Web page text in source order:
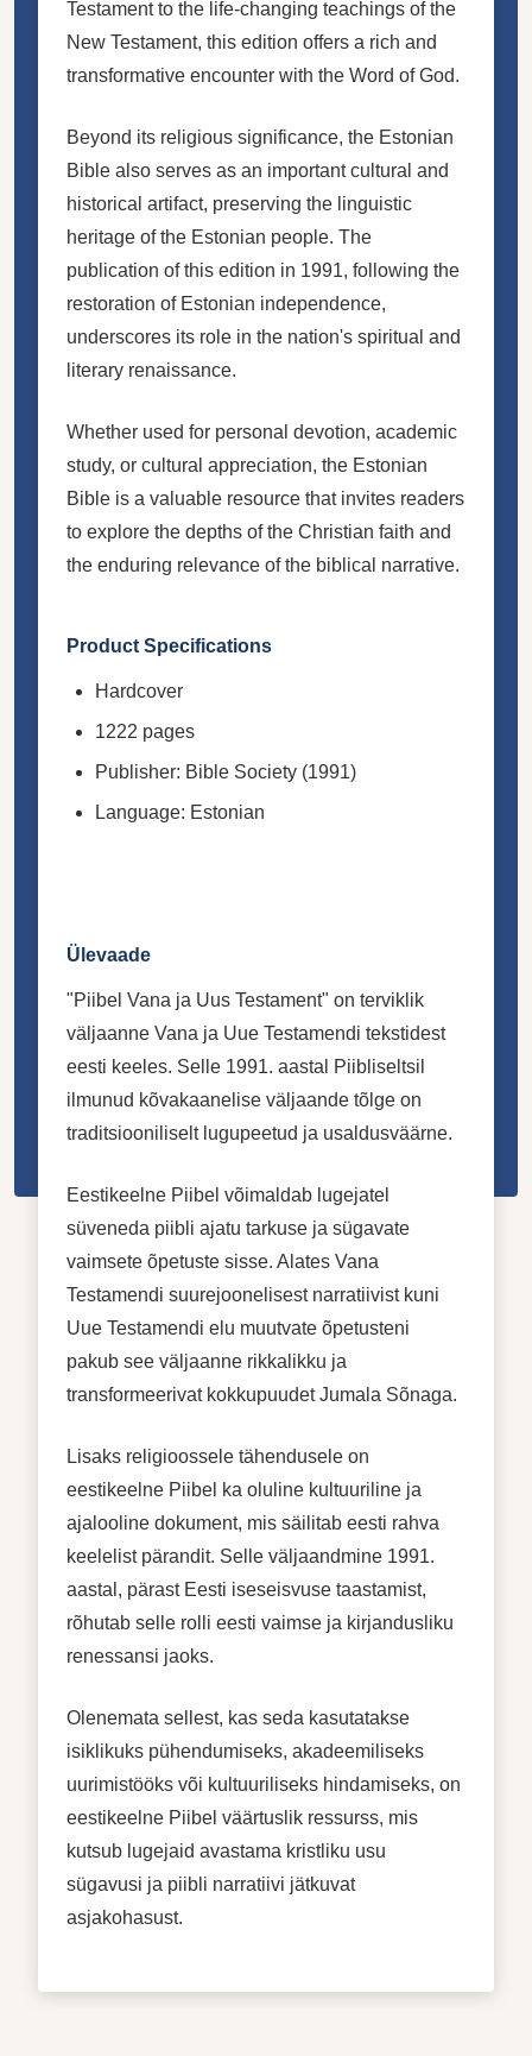
Testament to the life-changing teachings of the
New Testament, this edition offers a rich and
transformative encounter with the Word of God.
Beyond its religious significance, the Estonian
Bible also serves as an important cultural and
historical artifact, preserving the linguistic
heritage of the Estonian people. The
publication of this edition in 1991, following the
restoration of Estonian independence,
underscores its role in the nation's spiritual and
literary renaissance.
Whether used for personal devotion, academic
study, or cultural appreciation, the Estonian
Bible is a valuable resource that invites readers
to explore the depths of the Christian faith and
the enduring relevance of the biblical narrative.
Product Specifications
Hardcover
1222 pages
Publisher: Bible Society (1991)
Language: Estonian
Ülevaade
"Piibel Vana ja Uus Testament" on terviklik
väljaanne Vana ja Uue Testamendi tekstidest
eesti keeles. Selle 1991. aastal Piibliseltsil
ilmunud kõvakaanelise väljaande tõlge on
traditsiooniliselt lugupeetud ja usaldusväärne.
Eestikeelne Piibel võimaldab lugejatel
süveneda piibli ajatu tarkuse ja sügavate
vaimsete õpetuste sisse. Alates Vana
Testamendi suurejoonelisest narratiivist kuni
Uue Testamendi elu muutvate õpetusteni
pakub see väljaanne rikkalikku ja
transformeerivat kokkupuudet Jumala Sõnaga.
Lisaks religioossele tähendusele on
eestikeelne Piibel ka oluline kultuuriline ja
ajalooline dokument, mis säilitab eesti rahva
keelelist pärandit. Selle väljaandmine 1991.
aastal, pärast Eesti iseseisvuse taastamist,
rõhutab selle rolli eesti vaimse ja kirjandusliku
renessansi jaoks.
Olenemata sellest, kas seda kasutatakse
isiklikuks pühendumiseks, akadeemiliseks
uurimistööks või kultuuriliseks hindamiseks, on
eestikeelne Piibel väärtuslik ressurss, mis
kutsub lugejaid avastama kristliku usu
sügavusi ja piibli narratiivi jätkuvat
asjakohasust.